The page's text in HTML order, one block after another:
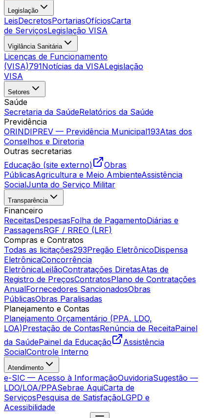
Legislação
LeisDecretosPortariasOfíciosCarta
de ServiçosLegislação VISA
Vigilância Sanitária
Licenças de Funcionamento
(VISA)791Notícias da VISALegislação
VISA
Setores
Saúde
Secretaria da SaúdeRelatórios da Saúde
Previdência
ORINDIPREV — Previdência Municipal193Atas dos
Conselhos e Diretoria
Outras secretarias
Educação (site externo)
Obras
PúblicasAgricultura e Meio AmbienteAssistência
SocialJunta do Serviço Militar
Transparência
Financeiro
ReceitasDespesasFolha de PagamentoDiárias e
PassagensRGF / RREO (LRF)
Compras e Contratos
Todas as licitações293Pregão EletrônicoDispensa
EletrônicaConcorrência
EletrônicaLeilãoContratações DiretasAtas de
Registro de PreçosContratosPlano de Contratações
AnualFornecedores SancionadosObras
PúblicasObras Paralisadas
Planejamento e Contas
Planejamento Orçamentário (PPA, LDO,
LOA)Prestação de ContasRenúncia de ReceitaPainel
da SaúdePainel da Educação
Assistência
SocialControle Interno
Atendimento
e-SIC — Acesso à InformaçãoOuvidoriaSugestão —
LDO/LOA/PPASebrae AquiCarta de
ServiçosPesquisa de SatisfaçãoLGPD e
Acessibilidade